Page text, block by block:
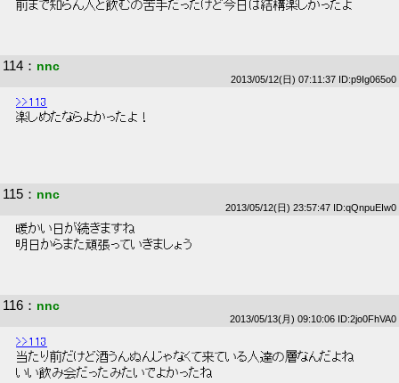
前まで知らん人と飲むの苦手だったけど今日は結構楽しかったよ
114 ： nnc
2013/05/12(日) 07:11:37 ID:p9Ig065o0
>>113
楽しめたならよかったよ！
115 ： nnc
2013/05/12(日) 23:57:47 ID:qQnpuEIw0
暖かい日が続きますね
明日からまた頑張っていきましょう
116 ： nnc
2013/05/13(月) 09:10:06 ID:2jo0FhVA0
>>113
当たり前だけど酒うんぬんじゃなくて来ている人達の層なんだよね
いい飲み会だったみたいでよかったね